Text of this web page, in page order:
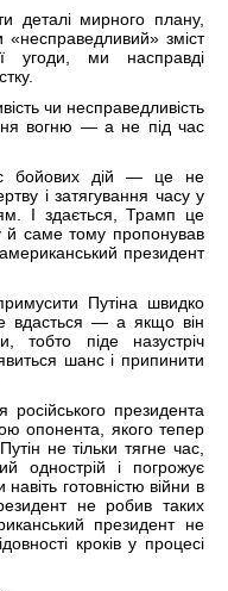
деталі мирного плану,
зміст
угоди, ми насправді
чи несправедливість
вогню — а не під час
бойових дій — це не
і затягування часу у
І здається, Трамп це
й саме тому пропонував
президент
Путіна швидко
вдасться — а якщо він
тобто піде назустріч
шанс і припинити
президента
опонента, якого тепер
не тільки тягне час,
однострій і погрожує
готовністю війни в
не робив таких
президент не
кроків у процесі